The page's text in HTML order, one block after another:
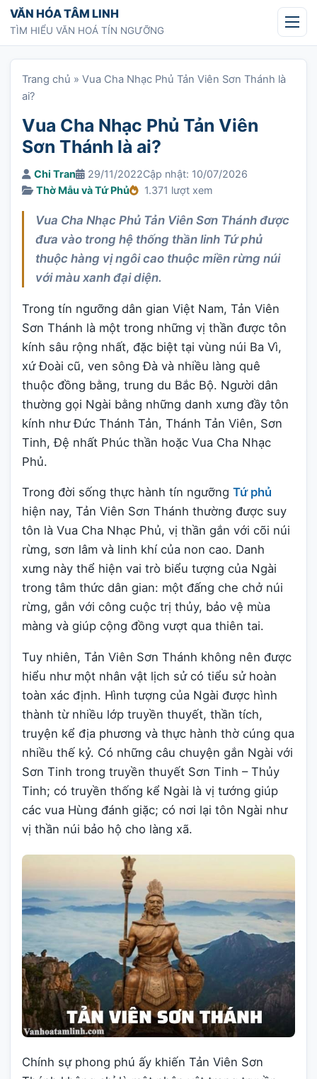
Chuyển tới nội dung
VĂN HÓA TÂM LINH
TÌM HIỂU VĂN HOÁ TÍN NGƯỠNG
Trang chủ » Vua Cha Nhạc Phủ Tản Viên Sơn Thánh là
ai?
Vua Cha Nhạc Phủ Tản Viên
Sơn Thánh là ai?
Chi Tran 29/11/2022Cập nhật: 10/07/2026
Thờ Mẫu và Tứ Phủ
1.371 lượt xem
Vua Cha Nhạc Phủ Tản Viên Sơn Thánh được
đưa vào trong hệ thống thần linh Tứ phủ
thuộc hàng vị ngôi cao thuộc miền rừng núi
với màu xanh đại diện.
Trong tín ngưỡng dân gian Việt Nam, Tản Viên
Sơn Thánh là một trong những vị thần được tôn
kính sâu rộng nhất, đặc biệt tại vùng núi Ba Vì,
xứ Đoài cũ, ven sông Đà và nhiều làng quê
thuộc đồng bằng, trung du Bắc Bộ. Người dân
thường gọi Ngài bằng những danh xưng đầy tôn
kính như Đức Thánh Tản, Thánh Tản Viên, Sơn
Tinh, Đệ nhất Phúc thần hoặc Vua Cha Nhạc
Phủ.
Trong đời sống thực hành tín ngưỡng Tứ phủ
hiện nay, Tản Viên Sơn Thánh thường được suy
tôn là Vua Cha Nhạc Phủ, vị thần gắn với cõi núi
rừng, sơn lâm và linh khí của non cao. Danh
xưng này thể hiện vai trò biểu tượng của Ngài
trong tâm thức dân gian: một đấng che chở núi
rừng, gắn với công cuộc trị thủy, bảo vệ mùa
màng và giúp cộng đồng vượt qua thiên tai.
Tuy nhiên, Tản Viên Sơn Thánh không nên được
hiểu như một nhân vật lịch sử có tiểu sử hoàn
toàn xác định. Hình tượng của Ngài được hình
thành từ nhiều lớp truyền thuyết, thần tích,
truyện kể địa phương và thực hành thờ cúng qua
nhiều thế kỷ. Có những câu chuyện gắn Ngài với
Sơn Tinh trong truyền thuyết Sơn Tinh – Thủy
Tinh; có truyền thống kể Ngài là vị tướng giúp
các vua Hùng đánh giặc; có nơi lại tôn Ngài như
vị thần núi bảo hộ cho làng xã.
Chính sự phong phú ấy khiến Tản Viên Sơn